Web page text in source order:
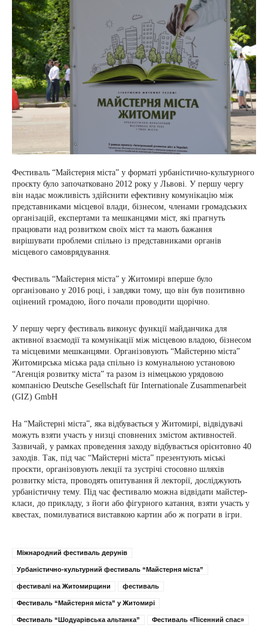
Фестиваль “Майстерня міста” у форматі урбаністично-культурного
проєкту було започатковано 2012 року у Львові. У першу чергу
він надає можливість здійснити ефективну комунікацію між
представниками місцевої влади, бізнесом, членами громадських
організацій, експертами та мешканцями міст, які прагнуть
працювати над розвитком своїх міст та мають бажання
вирішувати проблеми спільно із представниками органів
місцевого самоврядування.
Фестиваль “Майстерня міста” у Житомирі вперше було
організовано у 2016 році, і завдяки тому, що він був позитивно
оцінений громадою, його почали проводити щорічно.
У першу чергу фестиваль виконує функції майданчика для
активної взаємодії та комунікації між місцевою владою, бізнесом
та місцевими мешканцями. Організовують “Майстерню міста”
Житомирська міська рада спільно із комунальною установою
“Агенція розвитку міста” та разом із німецькою урядовою
компанією Deutsche Gesellschaft für Internationale Zusammenarbeit
(GIZ) GmbH
На “Майстерні міста”, яка відбувається у Житомирі, відвідувачі
можуть взяти участь у низці сповнених змістом активностей.
Зазвичай, у рамках проведення заходу відбувається орієнтовно 40
заходів. Так, під час “Майстерні міста” презентують міські
проєкти, організовують лекції та зустрічі стосовно шляхів
розвитку міста, проводять опитування й лекторії, досліджують
урбаністичну тему. Під час фестивалю можна відвідати майстер-
класи, до прикладу, з йоги або фігурного катання, взяти участь у
квестах, помилуватися виставкою картин або ж пограти в ігри.
Міжнародний фестиваль дерунів
Урбаністично-культурний фестиваль “Майстерня міста”
фестивалі на Житомирщини фестиваль
Фестиваль “Майстерня міста” у Житомирі
Фестиваль “Шодуарівська альтанка” Фестиваль «Пісенний спас»